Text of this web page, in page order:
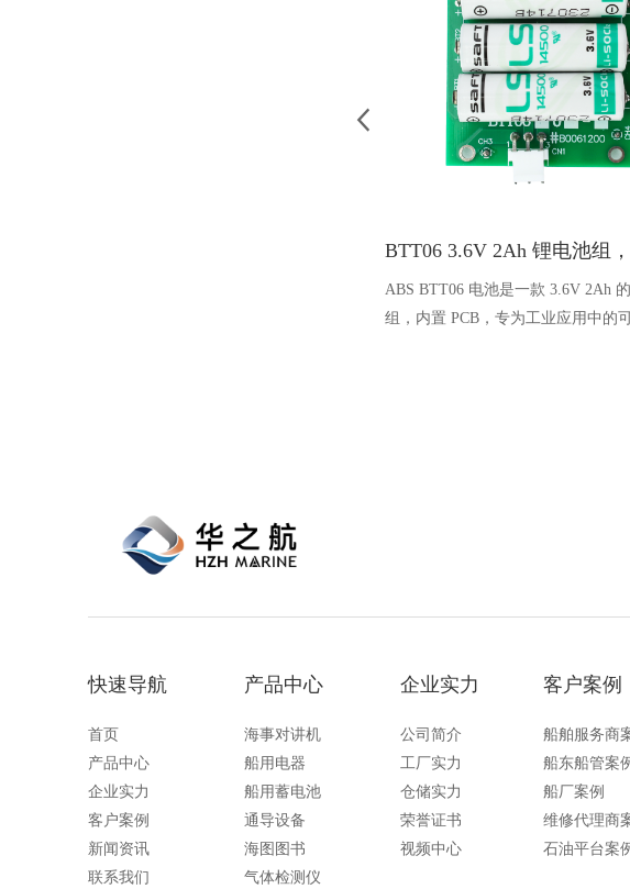
ABS BTT06 电池是一款 3.6V 2Ah
组，内置 PCB，专为工业应用中的
快速导航
首页
产品中心
企业实力
客户案例
新闻资讯
联系我们
产品中心
海事对讲机
船用电器
船用蓄电池
通导设备
海图图书
气体检测仪
企业实力
公司简介
工厂实力
仓储实力
荣誉证书
视频中心
客户案例
船舶服务商
船东船管案
船厂案例
维修代理商
石油平台案